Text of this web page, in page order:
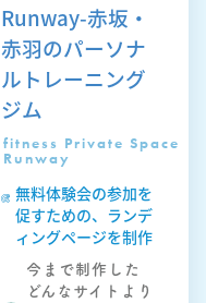
Runway-赤坂・
赤羽のパーソナ
ルトレーニング
ジム
fitness Private Space
Runway
無料体験会の参加を
促すための、ランデ
ィングページを制作
今まで制作した
どんなサイトより